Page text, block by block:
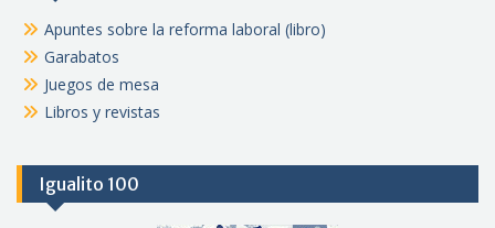
Apuntes sobre la reforma laboral (libro)
Garabatos
Juegos de mesa
Libros y revistas
Igualito 100